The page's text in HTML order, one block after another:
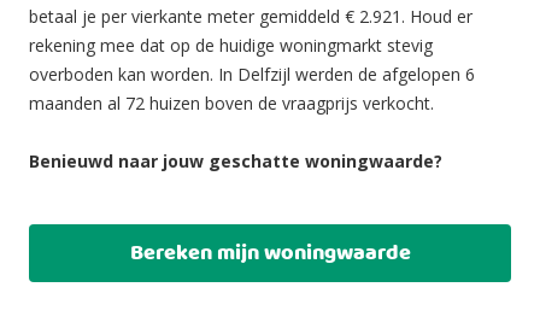
betaal je per vierkante meter gemiddeld € 2.921. Houd er
rekening mee dat op de huidige woningmarkt stevig
overboden kan worden. In Delfzijl werden de afgelopen 6
maanden al 72 huizen boven de vraagprijs verkocht.
Benieuwd naar jouw geschatte woningwaarde?
Bereken mijn woningwaarde